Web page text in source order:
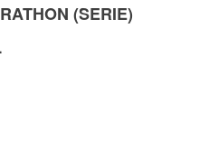
(SERIE)